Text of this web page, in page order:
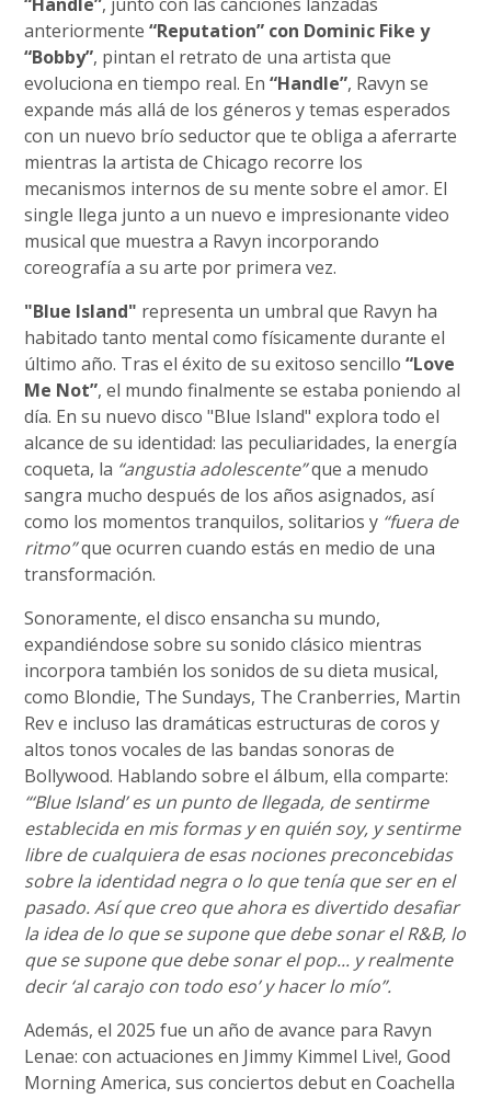
anteriormente“Reputation” con Dominic Fike y
“Bobby”, pintan el retrato de una artista que
evoluciona en tiempo real. En“Handle”, Ravyn se
expande más allá de los géneros y temas esperados
con un nuevo brío seductor que te obliga a aferrarte
mientras la artista de Chicago recorre los
mecanismos internos de su mente sobre el amor. El
single llega junto a un nuevo e impresionante video
musical que muestra a Ravyn incorporando
coreografía a su arte por primera vez.
"Blue Island" representa un umbral que Ravyn ha
habitado tanto mental como físicamente durante el
último año. Tras el éxito de su exitoso sencillo“Love
Me Not”, el mundo finalmente se estaba poniendo al
día. En su nuevo disco "Blue Island" explora todo el
alcance de su identidad: las peculiaridades, la energía
coqueta, la “angustia adolescente”que a menudo
sangra mucho después de los años asignados, así
como los momentos tranquilos, solitarios y “fuera de
ritmo”que ocurren cuando estás en medio de una
transformación.
Sonoramente, el disco ensancha su mundo,
expandiéndose sobre su sonido clásico mientras
incorpora también los sonidos de su dieta musical,
como Blondie, The Sundays, The Cranberries, Martin
Rev e incluso las dramáticas estructuras de coros y
altos tonos vocales de las bandas sonoras de
Bollywood. Hablando sobre el álbum, ella comparte:
“‘Blue Island’ es un punto de llegada, de sentirme
establecida en mis formas y en quién soy, y sentirme
libre de cualquiera de esas nociones preconcebidas
sobre la identidad negra o lo que tenía que ser en el
pasado. Así que creo que ahora es divertido desafiar
la idea de lo que se supone que debe sonar el R&B, lo
que se supone que debe sonar el pop... y realmente
decir ‘al carajo con todo eso’ y hacer lo mío”.
Además, el 2025 fue un año de avance para Ravyn
Lenae: con actuaciones en Jimmy Kimmel Live!, Good
Morning America, sus conciertos debut en Coachella